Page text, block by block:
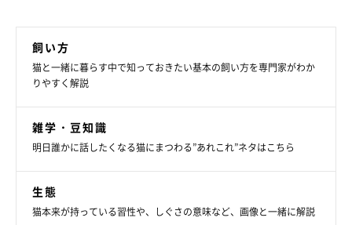
は、デザインや素材等の細かい点にもこだわって作ってもらった
オーダーメイド。猫ちゃんに合った高さの台には適度な傾斜がつ
きの姿勢が楽そうですね。
飼い方
猫と一緒に暮らす中で知っておきたい基本の飼い方を専門家がわか
りやすく解説
雑学・豆知識
明日誰かに話したくなる猫にまつわる”あれこれ”ネタはこちら
生態
猫本来が持っている習性や、しぐさの意味など、画像と一緒に解説